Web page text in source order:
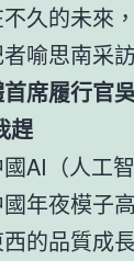
久的未來
喻思南采訪
席履行官
趕
AI（人工
年夜模子
的品質成